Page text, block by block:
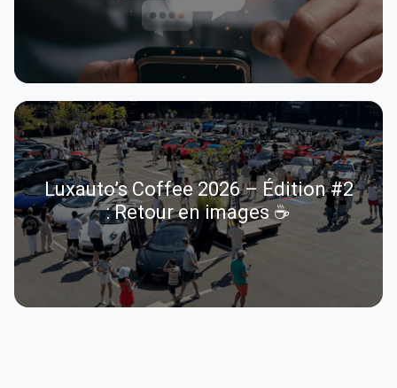
Luxauto’s Coffee 2026 – Édition #2
: Retour en images ☕